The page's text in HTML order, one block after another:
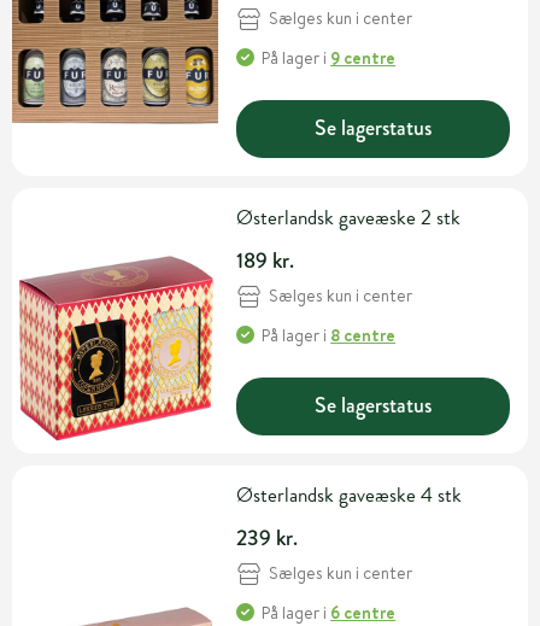
Sælges kun i center
På lager i 9 centre
Se lagerstatus
Østerlandsk gaveæske 2 stk
189 kr.
Sælges kun i center
På lager i 8 centre
Se lagerstatus
Østerlandsk gaveæske 4 stk
239 kr.
Sælges kun i center
På lager i 6 centre